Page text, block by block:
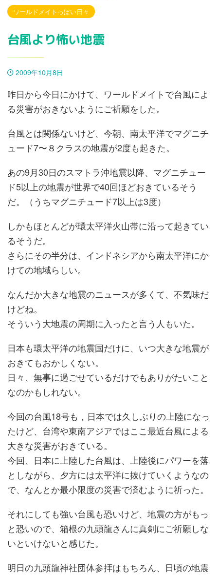
ワールドメイトっぽい日々
台風より怖い地震
2009年10月8日
昨日から今日にかけて、ワールドメイトで台風によ
る災害がおきないようにご祈願をした。
台風とは関係ないけど、今朝、南太平洋でマグニチ
ュード7〜８クラスの地震が2度も起きた。
あの9月30日のスマトラ沖地震以降、マグニチュー
ド5以上の地震が世界で40回ほどおきているそう
だ。（うちマグニチュード7以上は3度）
しかもほとんどが環太平洋火山帯に沿って起きてい
るそうだ。
さらにその半分は、インドネシアから南太平洋にか
けての地域らしい。
なんだか大きな地震のニュースが多くて、不気味だ
けどね。
そういう大地震の周期に入ったと言う人もいた。
日本も環太平洋の地震国だけに、いつ大きな地震が
おきてもおかしくない。
日々、無事に過ごせているだけでもありがたいこと
なのかもしれない。
今回の台風18号も，日本では久しぶりの上陸になっ
たけど、台湾や東南アジアではここ最近台風による
大きな災害がおきている。
今回、日本に上陸した台風は、上陸後にパワーを落
としながら、夕方には太平洋に抜けていくようなの
で、なんとか最小限度の災害で済むように祈った。
それにしても強い台風も恐いけど、地震の方がもっ
と恐いので、箱根の九頭龍さんに真剣にご祈願しな
いといけないと感じた。
明日の九頭龍神社団体参拝はもちろん、日頃の地震